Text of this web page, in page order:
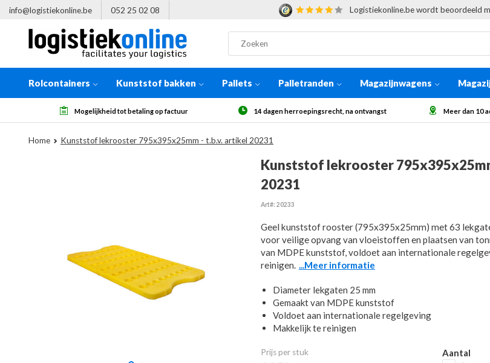
info@logistiekonline.be 052 25 02 08 Logistiekonline.be wordt beoordeeld
Rolcontainers Kunststof bakken Pallets Palletranden Magazijnwagens
Mogelijkheid tot betaling op factuur 14 dagen herroepingsrecht, na ontvangst Meer dan 10
Home Kunststof lekrooster 795x395x25mm - t.b.v. artikel 20231
Kunststof lekrooster
20231
Art#: 20233
Geel kunststof rooster (795x395x25mm) met 63
voor veilige opvang van vloeistoffen en plaatsen van
van MDPE kunststof, voldoet aan internationale
reinigen. ...Meer informatie
Diameter lekgaten 25 mm
Gemaakt van MDPE kunststof
Voldoet aan internationale regelgeving
Makkelijk te reinigen
Prijs per stuk Aantal